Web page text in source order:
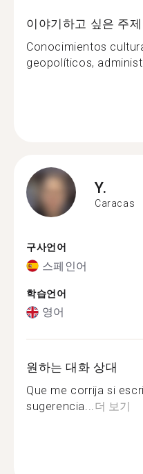
이야기하고 싶은 주제
Conocimientos
geopolíticos,
Y.
Caracas
구사언어
스페인어
학습언어
영어
원하는 대화 상대
Que me corrija si
sugerencia...더 보기